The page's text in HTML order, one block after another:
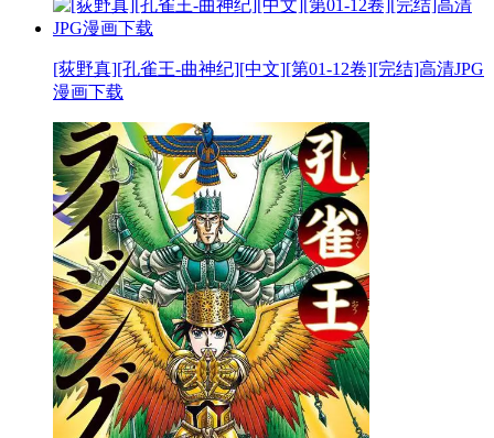
[荻野真][孔雀王-曲神纪][中文][第01-12卷][完结]高清JPG
漫画下载